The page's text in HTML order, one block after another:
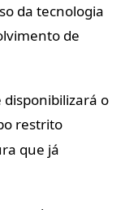
da tecnologia
de
o
restrito
que já